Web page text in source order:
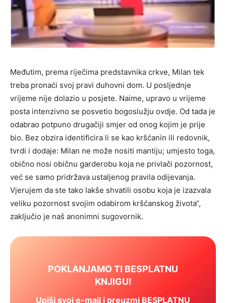
Međutim, prema riječima predstavnika crkve, Milan tek
treba pronaći svoj pravi duhovni dom. U posljednje
vrijeme nije dolazio u posjete. Naime, upravo u vrijeme
posta intenzivno se posvetio bogoslužju ovdje. Od tada je
odabrao potpuno drugačiji smjer od onog kojim je prije
bio. Bez obzira identificira li se kao kršćanin ili redovnik,
tvrdi i dodaje: Milan ne može nositi mantiju; umjesto toga,
obično nosi običnu garderobu koja ne privlači pozornost,
već se samo pridržava ustaljenog pravila odijevanja.
Vjerujem da ste tako lakše shvatili osobu koja je izazvala
veliku pozornost svojim odabirom kršćanskog života“,
zaključio je naš anonimni sugovornik.
POKLANJAMO TI BESPLATNU
KNJIGU!
Upiši svoj e-mail i preuzmi BESPLATNU